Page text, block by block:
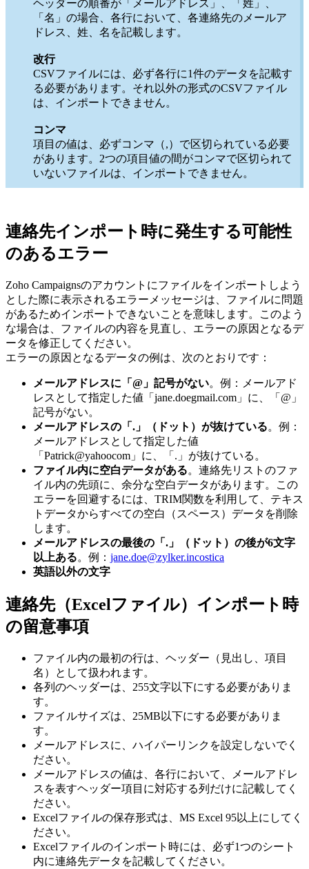
ヘッダーの順番が「メールアドレス」、「姓」、
「名」の場合、各行において、各連絡先のメールア
ドレス、姓、名を記載します。
改行
CSVファイルには、必ず各行に1件のデータを記載す
る必要があります。それ以外の形式のCSVファイル
は、インポートできません。
コンマ
項目の値は、必ずコンマ（,）で区切られている必要
があります。2つの項目値の間がコンマで区切られて
いないファイルは、インポートできません。
連絡先インポート時に発生する可能性
のあるエラー
Zoho Campaignsのアカウントにファイルをインポートしよう
とした際に表示されるエラーメッセージは、ファイルに問題
があるためインポートできないことを意味します。このよう
な場合は、ファイルの内容を見直し、エラーの原因となるデ
ータを修正してください。
エラーの原因となるデータの例は、次のとおりです：
メールアドレスに「@」記号がない。例：メールアド
レスとして指定した値「jane.doegmail.com」に、「@」
記号がない。
メールアドレスの「.」（ドット）が抜けている。例：
メールアドレスとして指定した値
「Patrick@yahoocom」に、「.」が抜けている。
ファイル内に空白データがある。連絡先リストのファ
イル内の先頭に、余分な空白データがあります。この
エラーを回避するには、TRIM関数を利用して、テキス
トデータからすべての空白（スペース）データを削除
します。
メールアドレスの最後の「.」（ドット）の後が6文字
以上ある。例： jane.doe@zylker.incostica
英語以外の文字
連絡先（Excelファイル）インポート時
の留意事項
ファイル内の最初の行は、ヘッダー（見出し、項目
名）として扱われます。
各列のヘッダーは、255文字以下にする必要がありま
す。
ファイルサイズは、25MB以下にする必要がありま
す。
メールアドレスに、ハイパーリンクを設定しないでく
ださい。
メールアドレスの値は、各行において、メールアドレ
スを表すヘッダー項目に対応する列だけに記載してく
ださい。
Excelファイルの保存形式は、MS Excel 95以上にしてく
ださい。
Excelファイルのインポート時には、必ず1つのシート
内に連絡先データを記載してください。